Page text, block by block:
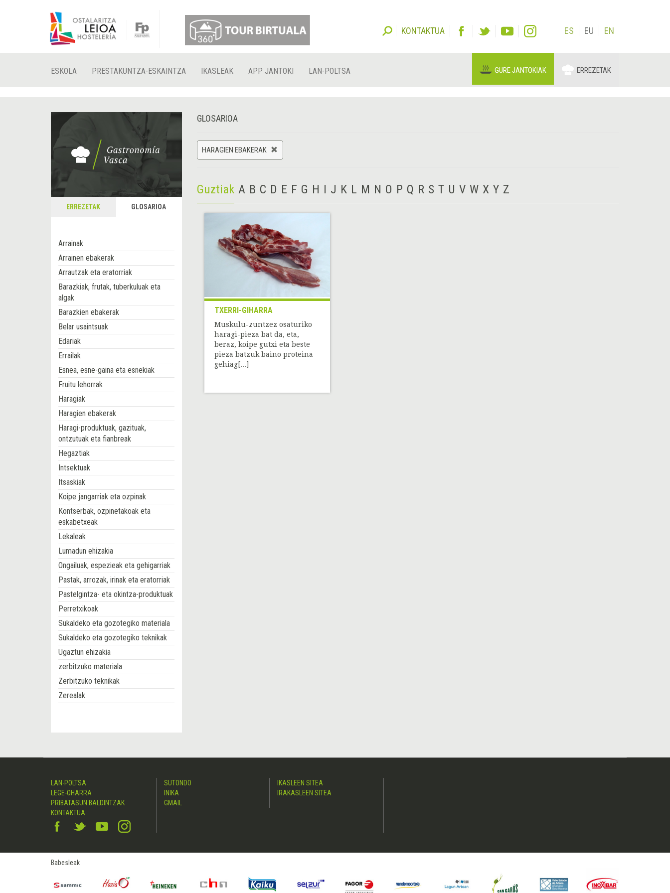
KONTAKTUA ES EU EN
ESKOLA PRESTAKUNTZA-ESKAINTZA IKASLEAK APP JANTOKI LAN-POLTSA GURE JANTOKIAK ERREZETAK
ERREZETAK GLOSARIOA
Arrainak
Arrainen ebakerak
Arrautzak eta eratorriak
Barazkiak, frutak, tuberkuluak eta
algak
Barazkien ebakerak
Belar usaintsuak
Edariak
Errailak
Esnea, esne-gaina eta esnekiak
Fruitu lehorrak
Haragiak
Haragien ebakerak
Haragi-produktuak, gazituak,
ontzutuak eta fianbreak
Hegaztiak
Intsektuak
Itsaskiak
Koipe jangarriak eta ozpinak
Kontserbak, ozpinetakoak eta
eskabetxeak
Lekaleak
Lumadun ehizakia
Ongailuak, espezieak eta gehigarriak
Pastak, arrozak, irinak eta eratorriak
Pastelgintza- eta okintza-produktuak
Perretxikoak
Sukaldeko eta gozotegiko materiala
Sukaldeko eta gozotegiko teknikak
Ugaztun ehizakia
zerbitzuko materiala
Zerbitzuko teknikak
Zerealak
GLOSARIOA
HARAGIEN EBAKERAK
Guztiak A B C D E F G H I J K L M N O P Q R S T U V W X Y Z
TXERRI-GIHARRA
Muskulu-zuntzez osaturiko
haragi-pieza bat da, eta,
beraz, koipe gutxi eta beste
pieza batzuk baino proteina
gehiag[...]
LAN-POLTSA
LEGE-OHARRA
PRIBATASUN BALDINTZAK
KONTAKTUA
SUTONDO
INIKA
GMAIL
IKASLEEN SITEA
IRAKASLEEN SITEA
Babesleak